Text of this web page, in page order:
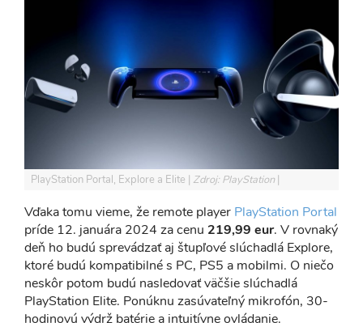
PlayStation Portal, Explore a Elite Zdroj: PlayStation
Vďaka tomu vieme, že remote player PlayStation Portal
príde 12. januára 2024 za cenu 219,99 eur. V rovnaký
deň ho budú sprevádzať aj štupľové slúchadlá Explore,
ktoré budú kompatibilné s PC, PS5 a mobilmi. O niečo
neskôr potom budú nasledovať väčšie slúchadlá
PlayStation Elite. Ponúknu zasúvateľný mikrofón, 30-
hodinovú výdrž batérie a intuitívne ovládanie.